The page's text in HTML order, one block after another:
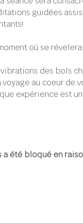
guidées
où se
vibrations des bols
voyage au coeur de
expérience est
a été bloqué en